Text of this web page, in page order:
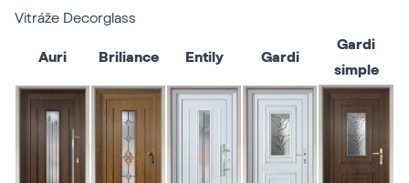
Vitráže Decorglass
Auri Briliance Entily Gardi
Gardi
simple